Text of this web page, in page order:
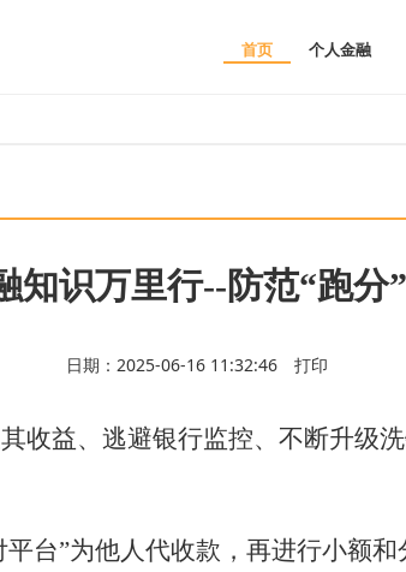
首页 个人金融
知识万里行--防范“跑分
日期：2025-06-16 11:32:46 打印
收益、逃避银行监控、不断升级
平台”为他人代收款，再进行小额和